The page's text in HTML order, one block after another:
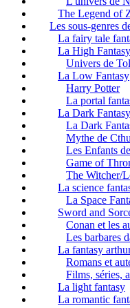
The Legend of
Les sous-genres
La fairy tale
La High Fantasy
Univers de
La Low Fantasy
Harry Potter
La portal
La Dark Fantasy
La Dark
Mythe de
Les Enfants
Game of
The Witcher/
La science
La Space
Sword and
Conan et les
Les barbares
La fantasy
Romans et
Films, séries,
La light fantasy
La romantic